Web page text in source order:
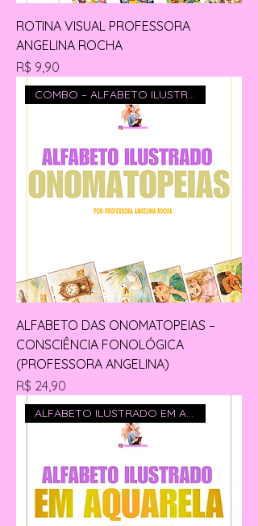
ROTINA VISUAL PROFESSORA
ANGELINA ROCHA
Preço
R$ 9,90
COMBO – ALFABETO ILUSTRADO + A
ALFABETO DAS ONOMATOPEIAS –
CONSCIÊNCIA FONOLÓGICA
(PROFESSORA ANGELINA)
Preço
R$ 24,90
ALFABETO ILUSTRADO EM AQUARELA